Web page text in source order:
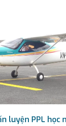
luyện PPL học